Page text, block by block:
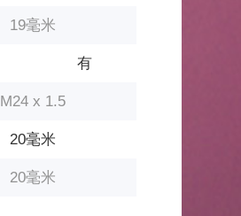
19毫米
有
M24 x 1.5
20毫米
20毫米